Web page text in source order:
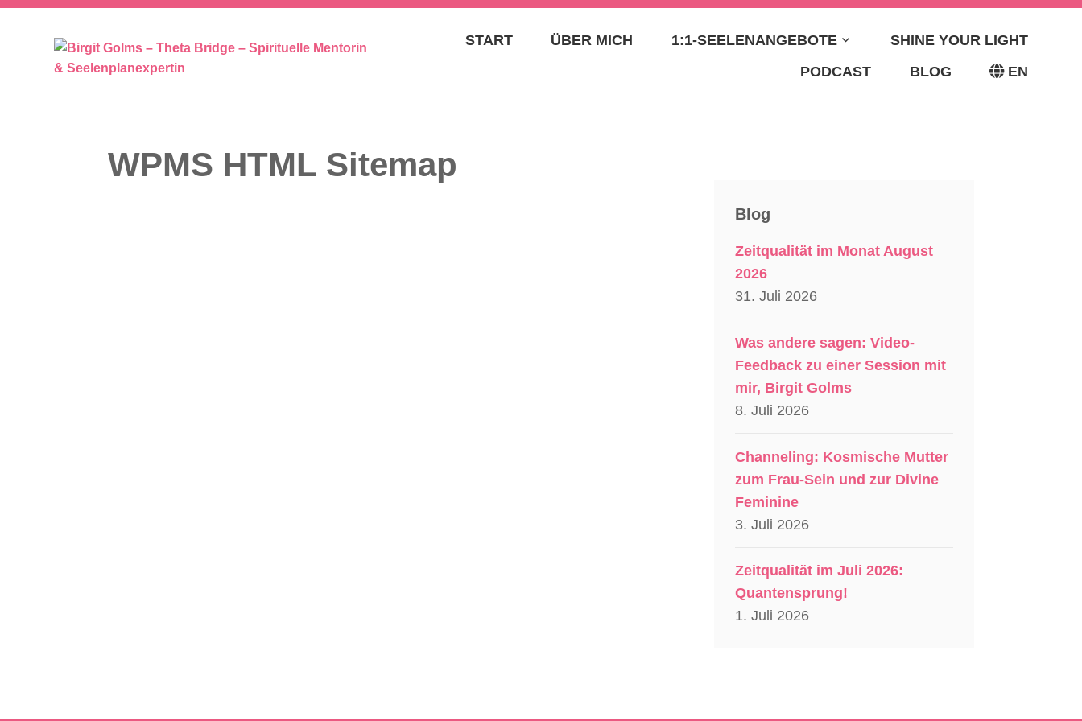
BIRGIT GOLMS – THETA BRIDGE –
SPIRITUELLE MENTORIN &
START ÜBER MICH 1:1-SEELENANGEBOTE
SHINE YOUR LIGHT
PODCAST
BLOG EN
WPMS HTML Sitemap
Blog
Zeitqualität im Monat August
2026
31. Juli 2026
Was andere sagen: Video-
Feedback zu einer Session mit
mir, Birgit Golms
8. Juli 2026
Channeling: Kosmische Mutter
zum Frau-Sein und zur Divine
Feminine
3. Juli 2026
Zeitqualität im Juli 2026:
Quantensprung!
1. Juli 2026